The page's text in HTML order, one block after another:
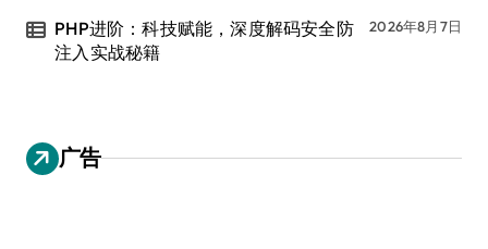
PHP进阶：科技赋能，深度解码安全防
注入实战秘籍
2026年8月7日
广告